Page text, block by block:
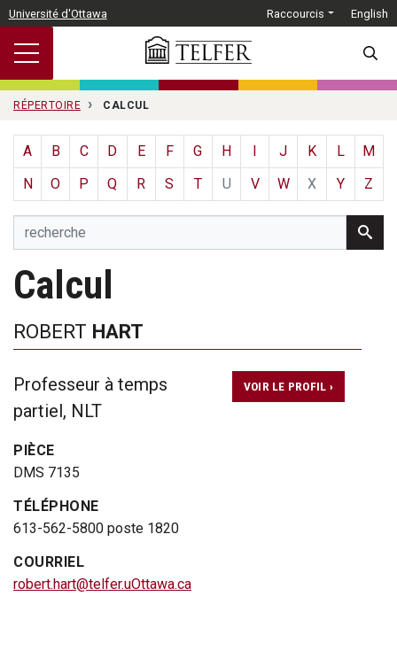
Passer au contenu principal
Université d'Ottawa Raccourcis English
RÉPERTOIRE CALCUL
A B C D E F G H J K L
M
N
O P Q R S T U V W X Y Z
Calcul
ROBERT HART
Professeur à temps
partiel, NLT
PIÈCE
DMS 7135
TÉLÉPHONE
613-562-5800 poste 1820
COURRIEL
robert.hart@telfer.uOttawa.ca
VOIR LE PROFIL ›